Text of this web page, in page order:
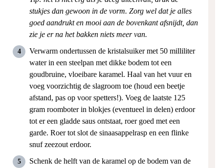
stukjes dan gewoon in de vorm. Zorg wel dat je alles
goed aandrukt en mooi aan de bovenkant afsnijdt, dan
zie je er na het bakken niets meer van.
Verwarm ondertussen de kristalsuiker met 50 milliliter
water in een steelpan met dikke bodem tot een
goudbruine, vloeibare karamel. Haal van het vuur en
voeg voorzichtig de slagroom toe (houd een beetje
afstand, pas op voor spetters!). Voeg de laatste 125
gram roomboter in blokjes (eventueel in delen) erdoor
tot er een gladde saus ontstaat, roer goed met een
garde. Roer tot slot de sinaasappelrasp en een flinke
snuf zeezout erdoor.
Schenk de helft van de karamel op de bodem van de